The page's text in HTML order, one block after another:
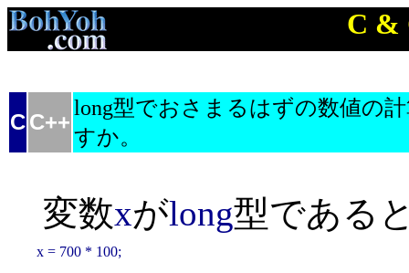
C &
CC++
long型でおさまるはずの数値の
すか。
変数xがlong型である
x = 700 * 100;